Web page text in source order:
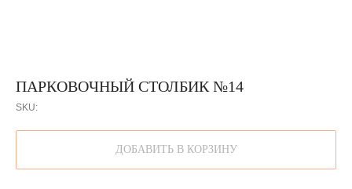
ПАРКОВОЧНЫЙ СТОЛБИК №14
SKU:
ДОБАВИТЬ В КОРЗИНУ